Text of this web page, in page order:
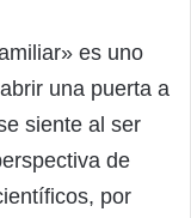
es uno
una puerta a
siente al ser
de
por